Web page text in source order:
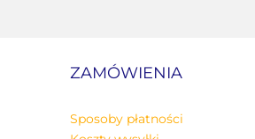
ZAMÓWIENIA
Sposoby płatności